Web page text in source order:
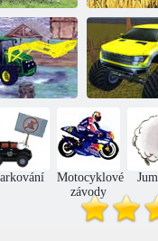
Simulátor
traktoru
Americký
moderní
farmářský
simulátor
traktoru
Motocyklové
závody